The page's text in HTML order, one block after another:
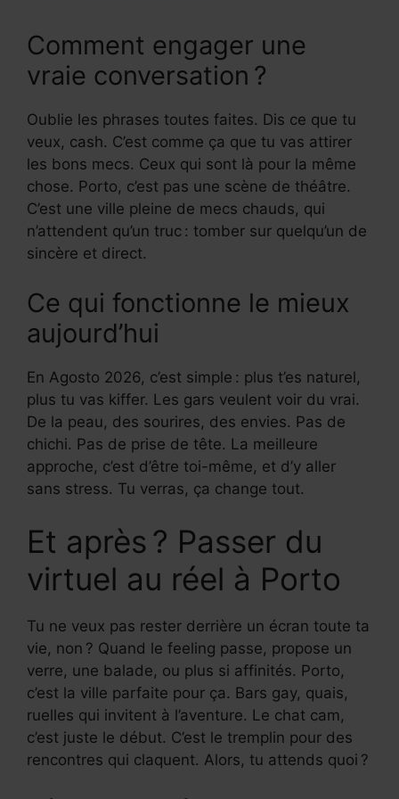
Comment engager une
vraie conversation ?
Oublie les phrases toutes faites. Dis ce que tu
veux, cash. C’est comme ça que tu vas attirer
les bons mecs. Ceux qui sont là pour la même
chose. Porto, c’est pas une scène de théâtre.
C’est une ville pleine de mecs chauds, qui
n’attendent qu’un truc : tomber sur quelqu’un de
sincère et direct.
Ce qui fonctionne le mieux
aujourd’hui
En Agosto 2026, c’est simple : plus t’es naturel,
plus tu vas kiffer. Les gars veulent voir du vrai.
De la peau, des sourires, des envies. Pas de
chichi. Pas de prise de tête. La meilleure
approche, c’est d’être toi-même, et d’y aller
sans stress. Tu verras, ça change tout.
Et après ? Passer du
virtuel au réel à Porto
Tu ne veux pas rester derrière un écran toute ta
vie, non ? Quand le feeling passe, propose un
verre, une balade, ou plus si affinités. Porto,
c’est la ville parfaite pour ça. Bars gay, quais,
ruelles qui invitent à l’aventure. Le chat cam,
c’est juste le début. C’est le tremplin pour des
rencontres qui claquent. Alors, tu attends quoi ?